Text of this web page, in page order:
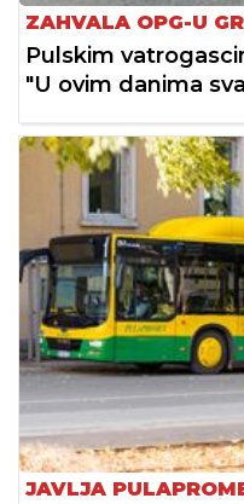
ZAHVALA OPG-U
Pulskim
"U ovim danima
JAVLJA